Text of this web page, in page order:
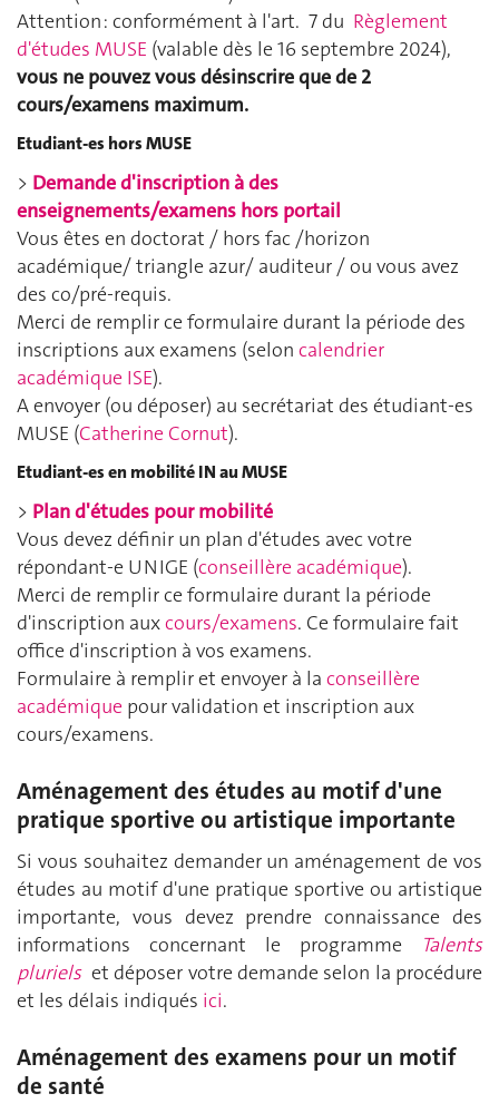
Attention : conformément à l'art. 7 du Règlement
d'études MUSE (valable dès le 16 septembre 2024),
vous ne pouvez vous désinscrire que de 2
cours/examens maximum.
Etudiant-es hors MUSE
> Demande d'inscription à des
enseignements/examens hors portail
Vous êtes en doctorat / hors fac /horizon
académique/ triangle azur/ auditeur / ou vous avez
des co/pré-requis.
Merci de remplir ce formulaire durant la période des
inscriptions aux examens (selon calendrier
académique ISE).
A envoyer (ou déposer) au secrétariat des étudiant-es
MUSE (Catherine Cornut).
Etudiant-es en mobilité IN au MUSE
> Plan d'études pour mobilité
Vous devez définir un plan d'études avec votre
répondant-e UNIGE (conseillère académique).
Merci de remplir ce formulaire durant la période
d'inscription auxcours/examens. Ce formulaire fait
office d'inscription à vos examens.
Formulaire à remplir et envoyer à la conseillère
académique pour validation et inscription aux
cours/examens.
Aménagement des études au motif d'une
pratique sportive ou artistique importante
Si vous souhaitez demander un aménagement de vos
études au motif d'une pratique sportive ou artistique
importante, vous devez prendre connaissance des
informations concernant le programme
Talents
pluriels et déposer votre demande selon la procédure
et les délais indiqués ici.
Aménagement des examens pour un motif
de santé